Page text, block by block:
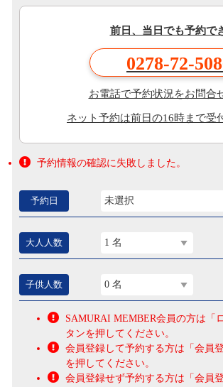
前日、当日でも予約で
0278-72-
お電話で予約状況をお問合
ネット予約は前日の16時まで受
予約情報の確認に失敗しました。
予約日 未選択
大人人数 1 名
子供人数 0 名
SAMURAI MEMBER会員の方は「
タンを押してください。
会員登録して予約する方は「会員
を押してください。
会員登録せず予約する方は「会員